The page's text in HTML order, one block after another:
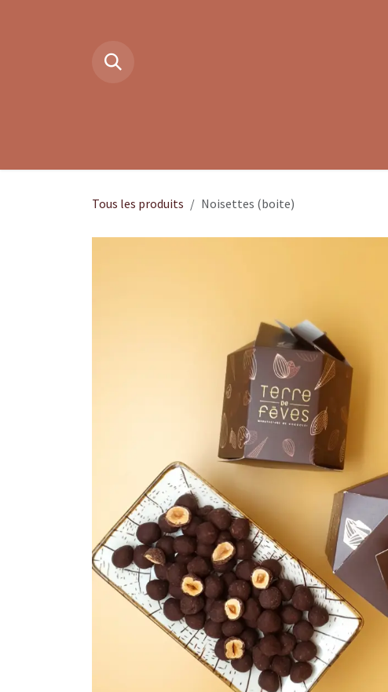
Tous les produits Noisettes (boite)